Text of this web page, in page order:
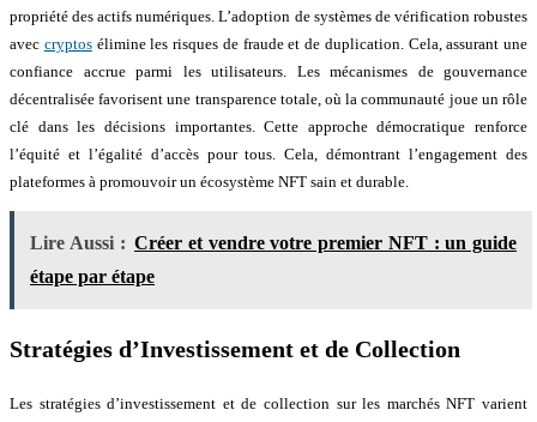
propriété des actifs numériques. L’adoption de systèmes de vérification robustes
avec cryptosélimine les risques de fraude et de duplication. Cela, assurant une
confiance accrue parmi les utilisateurs. Les mécanismes de gouvernance
décentralisée favorisent une transparence totale, où la communauté joue un rôle
clé dans les décisions importantes. Cette approche démocratique renforce
l’équité et l’égalité d’accès pour tous. Cela, démontrant l’engagement des
plateformes à promouvoir un écosystème NFT sain et durable.
Lire Aussi : Créer et vendre votre premier NFT : un guide
étape par étape
Stratégies d’Investissement et de Collection
Les stratégies d’investissement et de collection sur les marchés NFT varient